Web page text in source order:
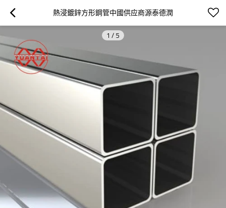
熱浸鍍鋅方形鋼管中國供应商源泰德潤
1 / 5